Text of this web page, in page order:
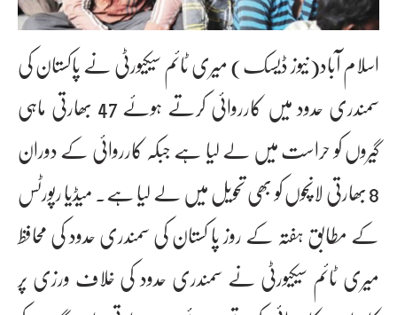
اسلام آباد(نیوز ڈیسک) میری ٹائم سیکیورٹی نے پاکستان کی
سمندری حدود میں کارروائی کرتے ہوئے 47 بھارتی ماہی
گیروں کو حراست میں لے لیا ہے جبکہ کارروائی کے دوران
8 بھارتی لانچوں کو بھی تحویل میں لے لیا ہے۔ میڈیا رپورٹس
کے مطابق ہفتہ کے روز پا کستان کی سمندری حدود کی محافظ
میری ٹائم سیکیورٹی نے سمندری حدود کی خلاف ورزی پر